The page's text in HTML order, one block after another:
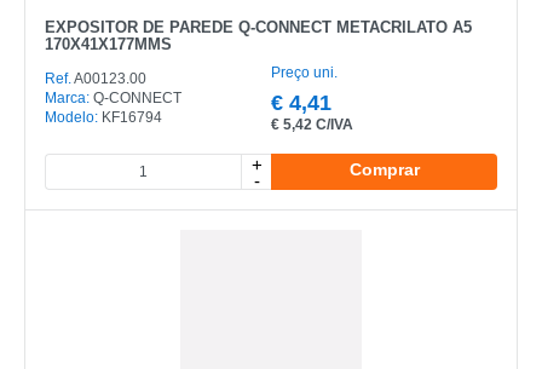
EXPOSITOR DE PAREDE Q-CONNECT METACRILATO A5
170X41X177MMS
Ref.A00123.00
Marca: Q-CONNECT
Modelo: KF16794
Preço uni.
€ 4,41
€ 5,42 C/IVA
+
-
Comprar